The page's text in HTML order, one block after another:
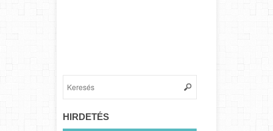
HIRDETÉS